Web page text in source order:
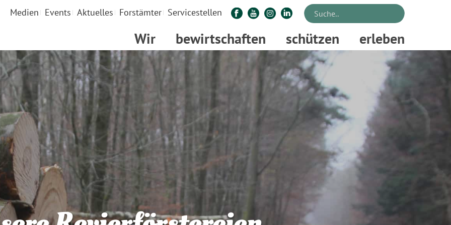
Medien Events Aktuelles Forstämter Servicestellen
Wir bewirtschaften schützen erleben